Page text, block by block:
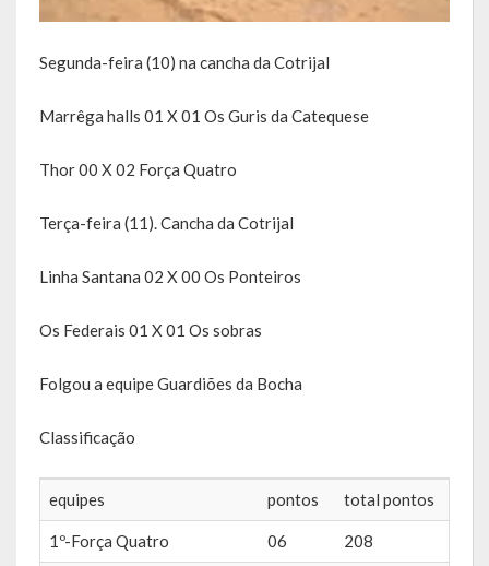
Desenvolvimento Econômico
Desenvolvimento Social
A História da Comunidade Católica Nossa Senhora de Lourdes
Cantos
A História da Comunidade Evangélica de Confissão Luterana no
Brasil de Lagoa dos Três Cantos
Segunda-feira (10) na cancha da Cotrijal
Marrêga halls 01 X 01 Os Guris da Catequese
Thor 00 X 02 Força Quatro
Terça-feira (11). Cancha da Cotrijal
Linha Santana 02 X 00 Os Ponteiros
Os Federais 01 X 01 Os sobras
Folgou a equipe Guardiões da Bocha
Classificação
equipes pontos total pontos
1º-Força Quatro 06 208